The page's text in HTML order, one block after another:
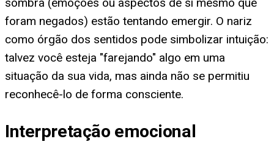
foram negados) estão tentando emergir. O nariz
como órgão dos sentidos pode simbolizar intuição:
talvez você esteja "farejando" algo em uma
situação da sua vida, mas ainda não se permitiu
reconhecê-lo de forma consciente.
Interpretação emocional